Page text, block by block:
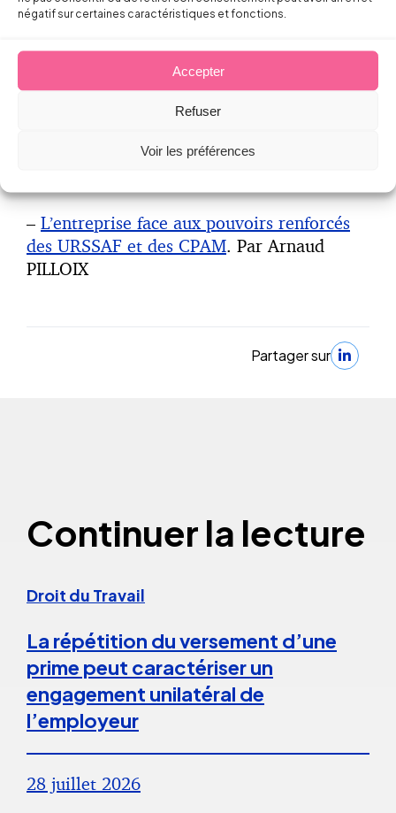
négatif sur certaines caractéristiques et fonctions.
Accepter
Refuser
Voir les préférences
Pour en savoir plus sur le cadre juridique
Transiger avec l’URSSAF, c’est désormais
légalement possible !Par Jean-Michel
Contrôles Urssaf : attention à la nouvelle
– L’entreprise face aux pouvoirs renforcés
des URSSAF et des CPAM. Par Arnaud
PILLOIX
Partager sur
Continuer la lecture
Droit du Travail
La répétition du versement d’une
prime peut caractériser un
engagement unilatéral de
l’employeur
28 juillet 2026